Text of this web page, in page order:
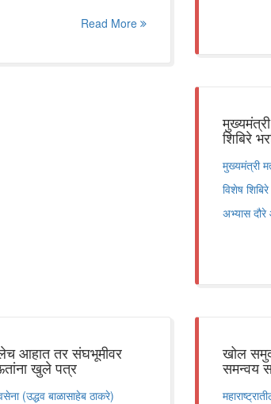
Read More
शिबिरे
मुख्यमंत्री
विशेष
अभ्यास दौरे
आहात तर संघभूमीवर
खुले पत्र
(उद्धव बाळासाहेब ठाकरे)
खोल
समन्वय